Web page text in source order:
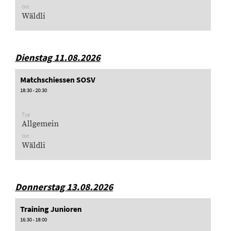
Ort
Wäldli
Dienstag 11.08.2026
Matchschiessen SOSV
18:30 - 20:30
Typ
Allgemein
Ort
Wäldli
Donnerstag 13.08.2026
Training Junioren
16:30 - 18:00